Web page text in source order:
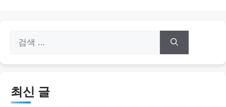
색:
최신 글